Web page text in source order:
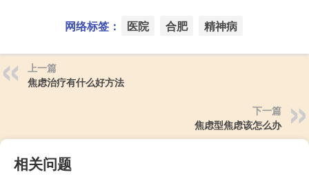
网络标签： 医院 合肥 精神病
上一篇
焦虑治疗有什么好方法
下一篇
焦虑型焦虑该怎么办
相关问题